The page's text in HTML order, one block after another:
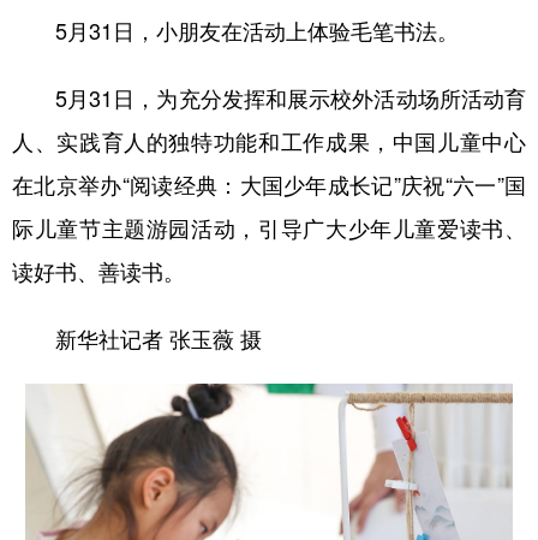
5月31日，小朋友在活动上体验毛笔书法。
5月31日，为充分发挥和展示校外活动场所活动育
人、实践育人的独特功能和工作成果，中国儿童中心
在北京举办“阅读经典：大国少年成长记”庆祝“六一”国
际儿童节主题游园活动，引导广大少年儿童爱读书、
读好书、善读书。
新华社记者 张玉薇 摄